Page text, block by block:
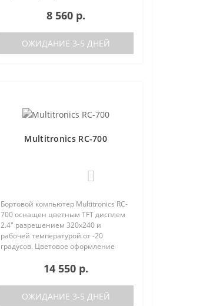
характеристики Поддержка двух
баков (подключается к двум
датчикам..
8 560 р.
ОЖИДАНИЕ 3-5 ДНЕЙ
Multitronics RC-700
Бортовой компьютер Multitronics RC-
700 оснащен цветным TFT дисплем
2.4" разрешением 320х240 и
рабочей температурой от -20
градусов. Цветовое оформление
пользователем индивидуально (по
предустановленн..
14 550 р.
ОЖИДАНИЕ 3-5 ДНЕЙ